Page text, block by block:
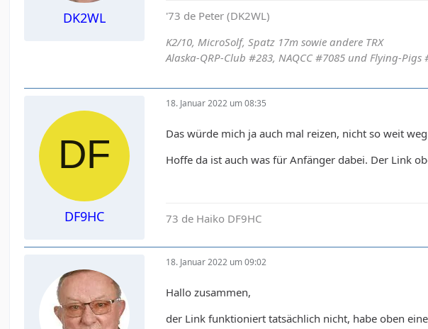
DK2WL
'73 de Peter (DK2WL)
K2/10, MicroSolf, Spatz 17m sowie andere TRX
Alaska-QRP-Club #283, NAQCC #7085 und Flying-Pigs
DF9HC
18. Januar 2022 um 08:35
Das würde mich ja auch mal reizen, nicht so weit
Hoffe da ist auch was für Anfänger dabei. Der Link
73 de Haiko DF9HC
18. Januar 2022 um 09:02
Hallo zusammen,
der Link funktioniert tatsächlich nicht, habe oben